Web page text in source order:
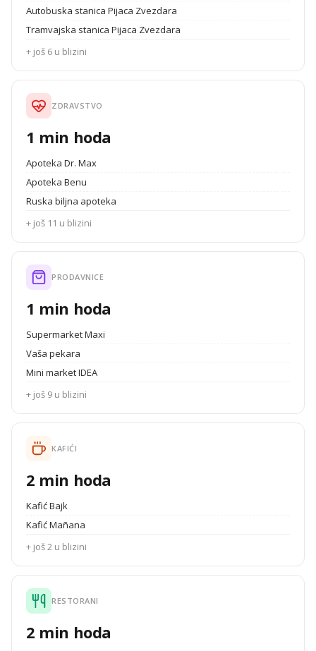
Autobuska stanica Pijaca Zvezdara
Tramvajska stanica Pijaca Zvezdara
+ još 6 u blizini
ZDRAVSTVO
1 min hoda
Apoteka Dr. Max
Apoteka Benu
Ruska biljna apoteka
+ još 11 u blizini
PRODAVNICE
1 min hoda
Supermarket Maxi
Vaša pekara
Mini market IDEA
+ još 9 u blizini
KAFIĆI
2 min hoda
Kafić Bajk
Kafić Mañana
+ još 2 u blizini
RESTORANI
2 min hoda